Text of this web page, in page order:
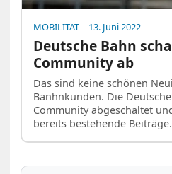
MOBILITÄT | 13. Juni 2022
Deutsche Bahn
Community ab
Das sind keine schönen
Banhnkunden. Die
Community abgeschaltet
bereits bestehende